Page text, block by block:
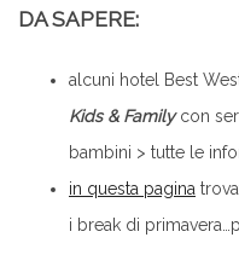
DA SAPERE:
alcuni hotel Best
Kids & Familycon
bambini > tutte le
in questa pagina
i break di